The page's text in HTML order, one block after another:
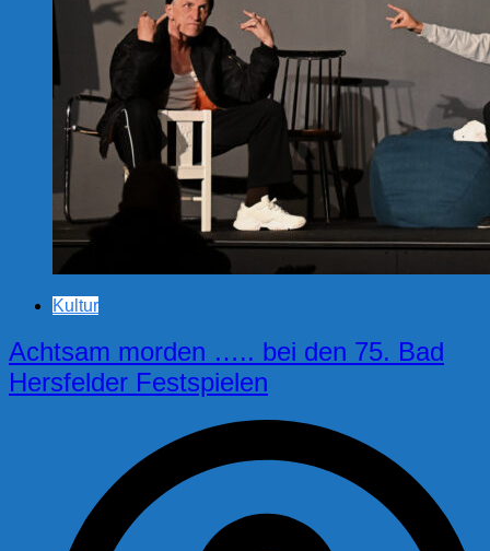
Kultur
Achtsam morden ….. bei den 75. Bad
Hersfelder Festspielen